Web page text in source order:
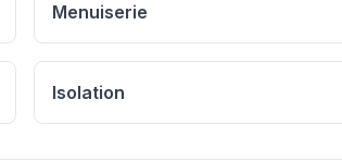
Menuiserie
Isolation